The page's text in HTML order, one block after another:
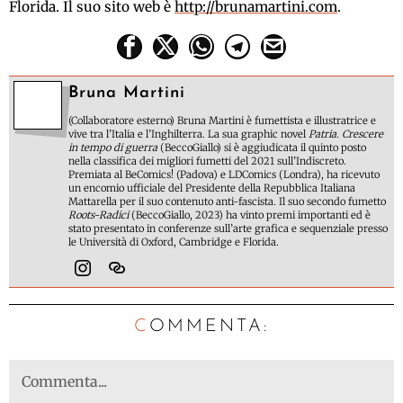
Florida. Il suo sito web è http://brunamartini.com.
Bruna Martini
(Collaboratore esterno) Bruna Martini è fumettista e illustratrice e
vive tra l’Italia e l’Inghilterra. La sua graphic novel Patria. Crescere
in tempo di guerra (BeccoGiallo) si è aggiudicata il quinto posto
nella classifica dei migliori fumetti del 2021 sull’Indiscreto.
Premiata al BeComics! (Padova) e LDComics (Londra), ha ricevuto
un encomio ufficiale del Presidente della Repubblica Italiana
Mattarella per il suo contenuto anti-fascista. Il suo secondo fumetto
Roots-Radici(BeccoGiallo, 2023) ha vinto premi importanti ed è
stato presentato in conferenze sull’arte grafica e sequenziale presso
le Università di Oxford, Cambridge e Florida.
C OMMENTA: